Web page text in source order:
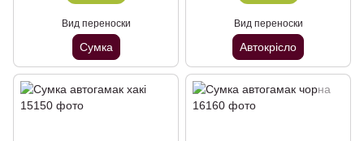
Вид переноски
Сумка
Вид переноски
Автокрісло